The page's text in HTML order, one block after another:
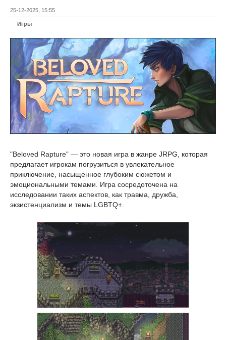
25-12-2025, 15:55
Игры
"Beloved Rapture" — это новая игра в жанре JRPG, которая
предлагает игрокам погрузиться в увлекательное
приключение, насыщенное глубоким сюжетом и
эмоциональными темами. Игра сосредоточена на
исследовании таких аспектов, как травма, дружба,
экзистенциализм и темы LGBTQ+.